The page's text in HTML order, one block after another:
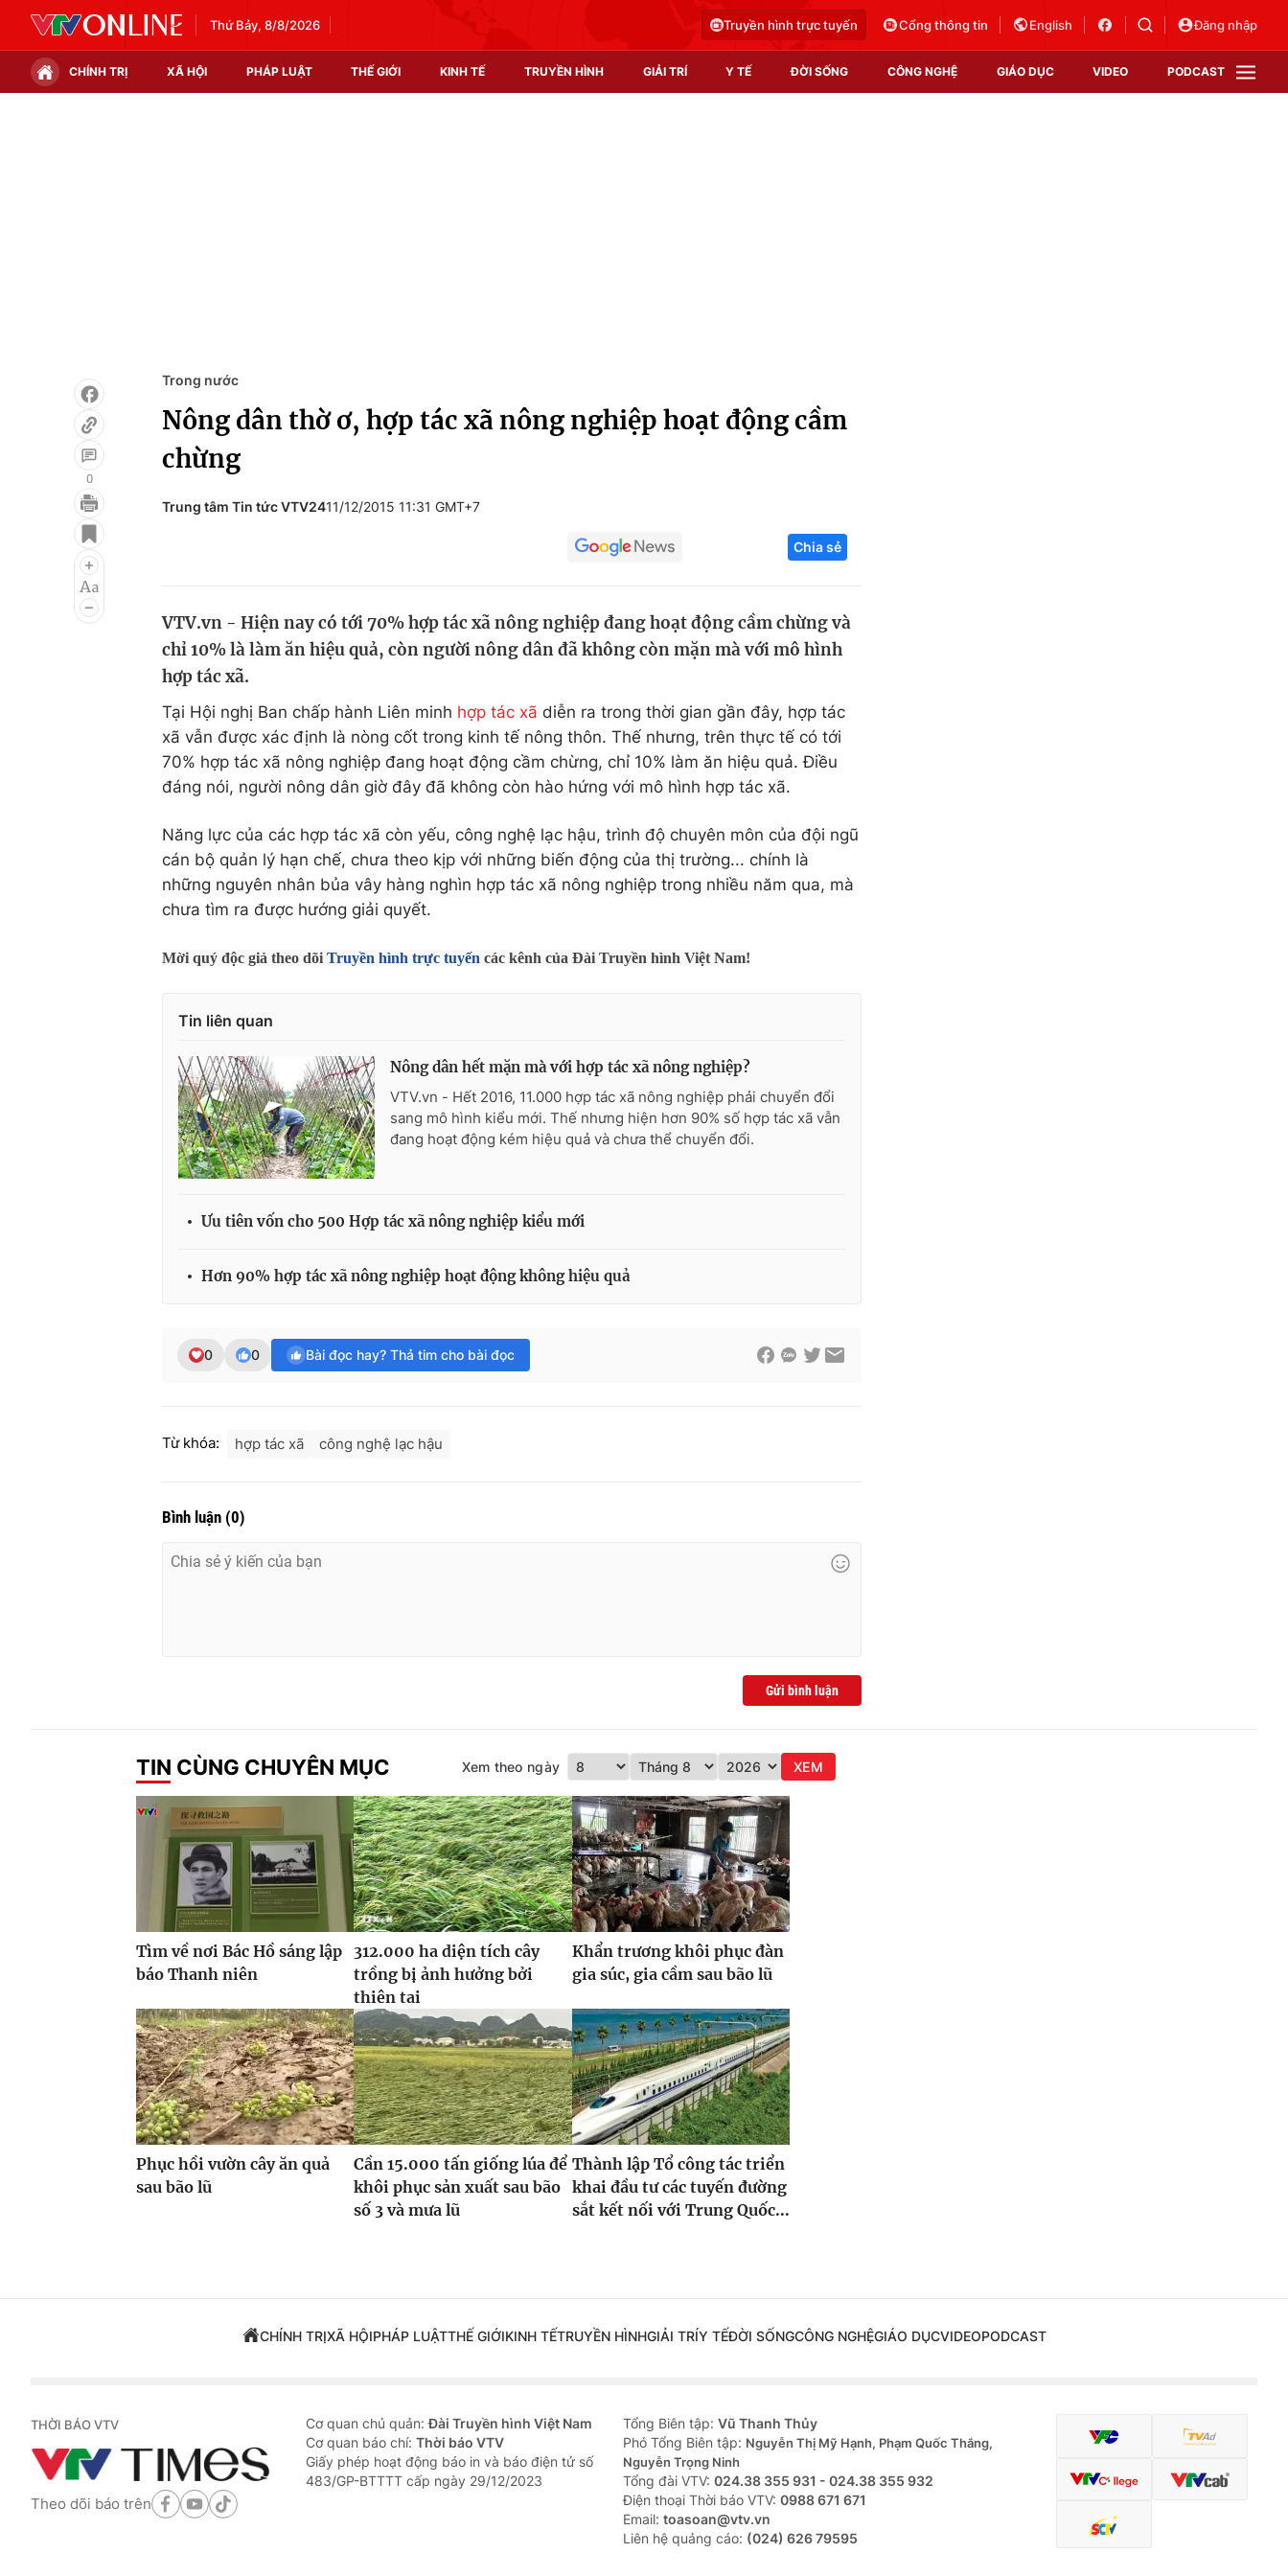
Thứ Bảy, 8/8/2026 Truyền hình trực tuyến Cổng thông tin English Đăng nhập
CHÍNH TRỊ XÃ HỘI PHÁP LUẬT THẾ GIỚI KINH TẾ TRUYỀN HÌNH GIẢI TRÍ Y TẾ ĐỜI SỐNG CÔNG NGHỆ GIÁO DỤC VIDEO PODCAST
Infographic
Điện ảnh
Âm nhạc
Chất lượng cuộc sống
Tuyển sinh
Hitech Công nghệ tương lai
Thị trường
0
Trong nước
Nông dân thờ ơ, hợp tác xã nông nghiệp hoạt động cầm
chừng
Trung tâm Tin tức VTV2411/12/2015 11:31 GMT+7
Chia sẻ
VTV.vn - Hiện nay có tới 70% hợp tác xã nông nghiệp đang hoạt động cầm chừng và
chỉ 10% là làm ăn hiệu quả, còn người nông dân đã không còn mặn mà với mô hình
hợp tác xã.
Tại Hội nghị Ban chấp hành Liên minh hợp tác xã diễn ra trong thời gian gần đây, hợp tác
xã vẫn được xác định là nòng cốt trong kinh tế nông thôn. Thế nhưng, trên thực tế có tới
70% hợp tác xã nông nghiệp đang hoạt động cầm chừng, chỉ 10% làm ăn hiệu quả. Điều
đáng nói, người nông dân giờ đây đã không còn hào hứng với mô hình hợp tác xã.
Năng lực của các hợp tác xã còn yếu, công nghệ lạc hậu, trình độ chuyên môn của đội ngũ
cán bộ quản lý hạn chế, chưa theo kịp với những biến động của thị trường... chính là
những nguyên nhân bủa vây hàng nghìn hợp tác xã nông nghiệp trong nhiều năm qua, mà
chưa tìm ra được hướng giải quyết.
Mời quý độc giả theo dõi Truyền hình trực tuyến các kênh của Đài Truyền hình Việt Nam!
Tin liên quan
Nông dân hết mặn mà với hợp tác xã nông nghiệp?
VTV.vn - Hết 2016, 11.000 hợp tác xã nông nghiệp phải chuyển đổi
sang mô hình kiểu mới. Thế nhưng hiện hơn 90% số hợp tác xã vẫn
đang hoạt động kém hiệu quả và chưa thể chuyển đổi.
Ưu tiên vốn cho 500 Hợp tác xã nông nghiệp kiểu mới
Hơn 90% hợp tác xã nông nghiệp hoạt động không hiệu quả
0 0 Bài đọc hay? Thả tim cho bài đọc
Từ khóa: hợp tác xã công nghệ lạc hậu
Bình luận (0)
Gửi bình luận
TIN CÙNG CHUYÊN MỤC Xem theo ngày XEM
Tìm về nơi Bác Hồ sáng lập
báo Thanh niên
312.000 ha diện tích cây
trồng bị ảnh hưởng bởi
thiên tai
Khẩn trương khôi phục đàn
gia súc, gia cầm sau bão lũ
Phục hồi vườn cây ăn quả
sau bão lũ
Cần 15.000 tấn giống lúa để
khôi phục sản xuất sau bão
số 3 và mưa lũ
Thành lập Tổ công tác triển
khai đầu tư các tuyến đường
sắt kết nối với Trung Quốc...
CHÍNH TRỊXÃ HỘIPHÁP LUẬTTHẾ GIỚIKINH TẾTRUYỀN HÌNHGIẢI TRÍY TẾĐỜI SỐNGCÔNG NGHỆGIÁO DỤCVIDEOPODCAST
THỜI BÁO VTV
Theo dõi báo trên
Cơ quan chủ quản:Đài Truyền hình Việt Nam
Cơ quan báo chí: Thời báo VTV
Giấy phép hoạt động báo in và báo điện tử số
483/GP-BTTTT cấp ngày 29/12/2023
Tổng Biên tập: Vũ Thanh Thủy
Phó Tổng Biên tập: Nguyễn Thị Mỹ Hạnh, Phạm Quốc Thắng,
Nguyễn Trọng Ninh
Tổng đài VTV: 024.38 355 931 - 024.38 355 932
Ðiện thoại Thời báo VTV: 0988 671 671
Email: toasoan@vtv.vn
Liên hệ quảng cáo: (024) 626 79595